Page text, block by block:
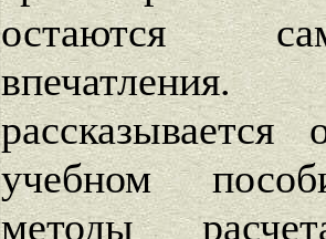
остаются
учебном
методы